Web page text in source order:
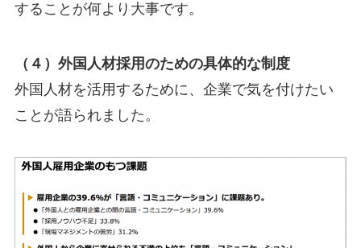
することが何より大事です。
（４）外国人材採用のための具体的な制度
外国人材を活用するために、企業で気を付けたい
ことが語られました。